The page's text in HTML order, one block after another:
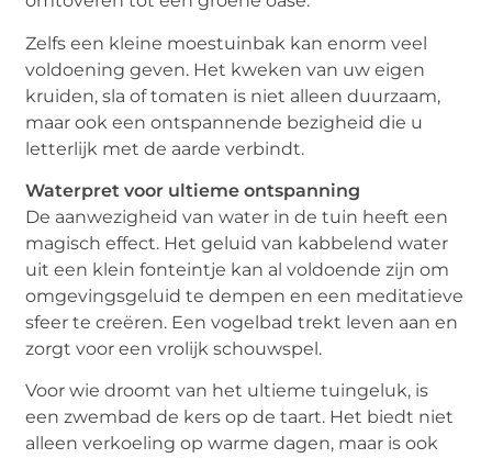
Zelfs een kleine moestuinbak kan enorm veel
voldoening geven. Het kweken van uw eigen
kruiden, sla of tomaten is niet alleen duurzaam,
maar ook een ontspannende bezigheid die u
letterlijk met de aarde verbindt.
Waterpret voor ultieme ontspanning
De aanwezigheid van water in de tuin heeft een
magisch effect. Het geluid van kabbelend water
uit een klein fonteintje kan al voldoende zijn om
omgevingsgeluid te dempen en een meditatieve
sfeer te creëren. Een vogelbad trekt leven aan en
zorgt voor een vrolijk schouwspel.
Voor wie droomt van het ultieme tuingeluk, is
een zwembad de kers op de taart. Het biedt niet
alleen verkoeling op warme dagen, maar is ook